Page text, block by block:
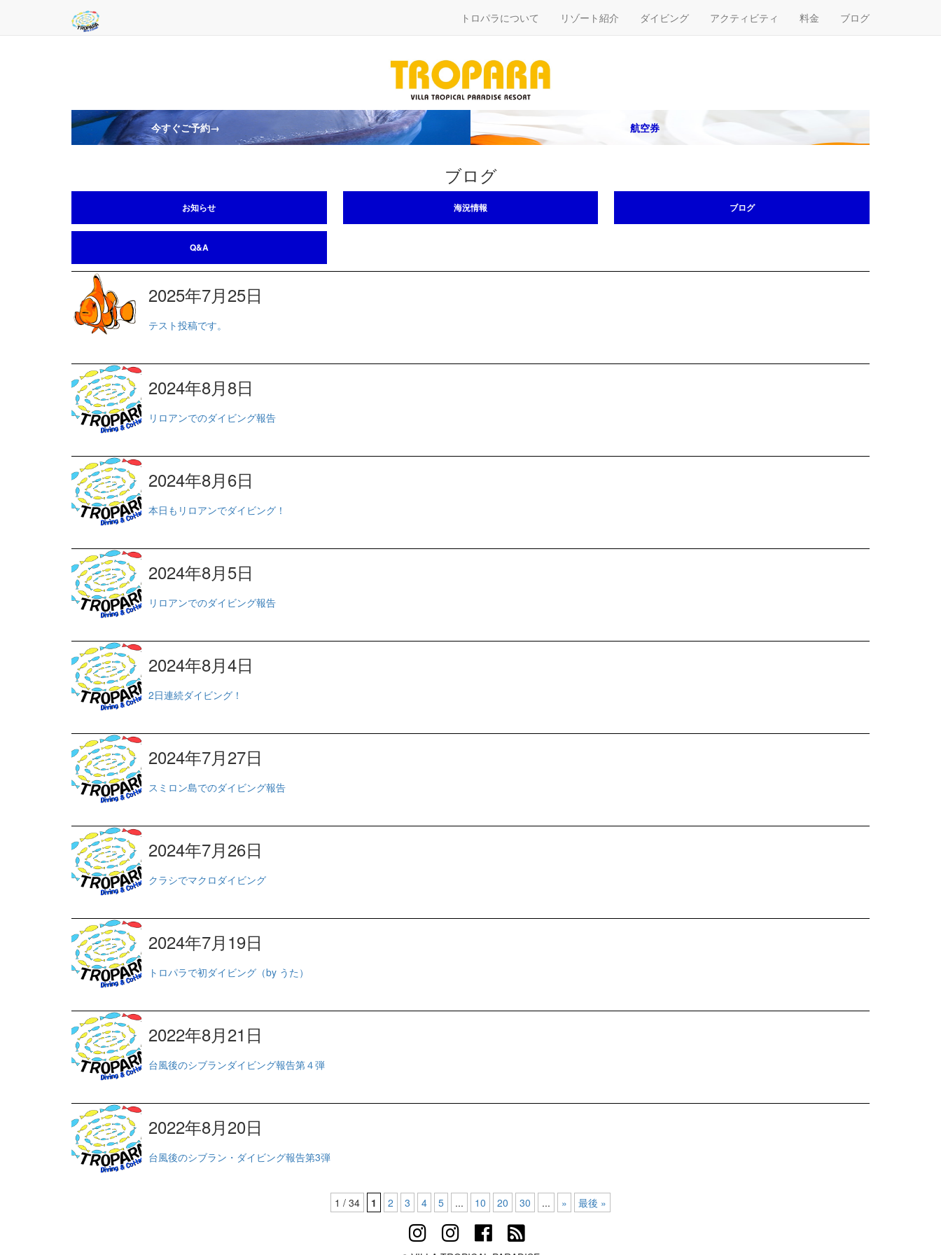
トロパラについて リゾート紹介 ダイビング アクティビティ 料金 ブログ
今すぐご予約→ 航空券
ブログ
お知らせ 海況情報 ブログ
Q&A
2025年7月25日
テスト投稿です。
2024年8月8日
リロアンでのダイビング報告
2024年8月6日
本日もリロアンでダイビング！
2024年8月5日
リロアンでのダイビング報告
2024年8月4日
2日連続ダイビング！
2024年7月27日
スミロン島でのダイビング報告
2024年7月26日
クラシでマクロダイビング
2024年7月19日
トロパラで初ダイビング（by うた）
2022年8月21日
台風後のシブランダイビング報告第４弾
2022年8月20日
台風後のシブラン・ダイビング報告第3弾
1 / 34 1 2 3 4 5 ... 10 20 30 ... » 最後 »